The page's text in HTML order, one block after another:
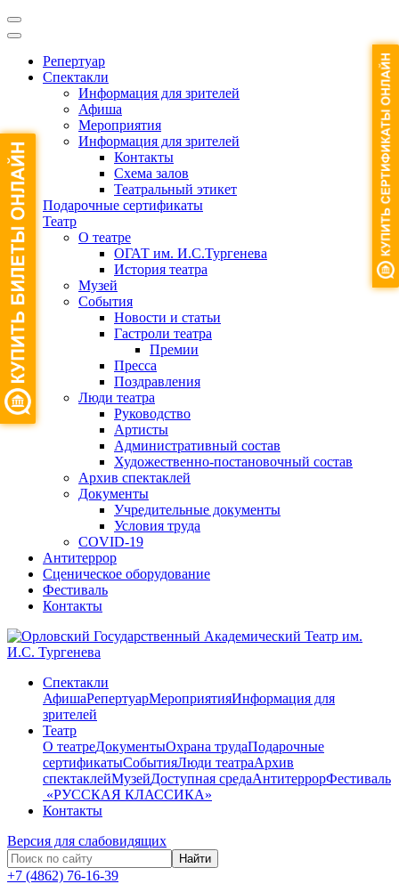
Репертуар
Спектакли
Информация для зрителей
Афиша
Мероприятия
Информация для зрителей
Контакты
Схема залов
Театральный этикет
Подарочные сертификаты
Театр
О театре
ОГАТ им. И.С.Тургенева
История театра
Музей
События
Новости и статьи
Гастроли театра
Премии
Пресса
Поздравления
Люди театра
Руководство
Артисты
Административный состав
Художественно-постановочный состав
Архив спектаклей
Документы
Учредительные документы
Условия труда
COVID-19
Антитеррор
Сценическое оборудование
Фестиваль
Контакты
Спектакли
АфишаРепертуарМероприятияИнформация для
зрителей
Театр
О театреДокументыОхрана трудаПодарочные
сертификатыСобытияЛюди театраАрхив
спектаклейМузейДоступная средаАнтитеррорФестиваль
​ «РУССКАЯ КЛАССИКА»
Контакты
Версия для слабовидящих
Найти
+7 (4862) 76-16-39